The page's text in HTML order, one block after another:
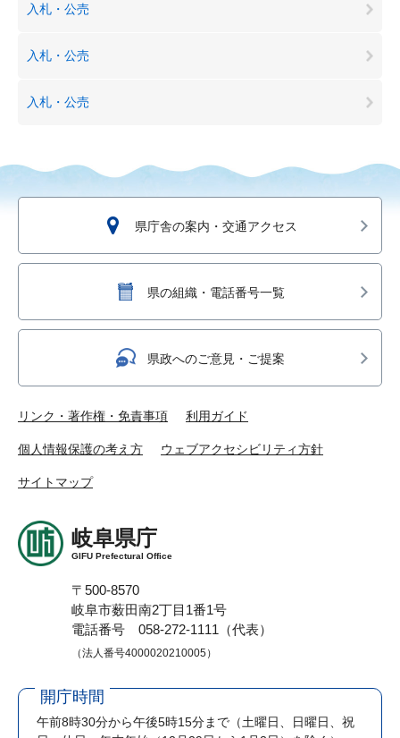
入札・公売
入札・公売
入札・公売
県庁舎の案内・交通アクセス
県の組織・電話番号一覧
県政へのご意見・ご提案
リンク・著作権・免責事項 利用ガイド
個人情報保護の考え方 ウェブアクセシビリティ方針
サイトマップ
岐阜県庁
GIFU Prefectural Office
〒500-8570
岐阜市薮田南2丁目1番1号
電話番号 058-272-1111（代表）
（法人番号4000020210005）
開庁時間
午前8時30分から午後5時15分まで （土曜日、日曜日、祝